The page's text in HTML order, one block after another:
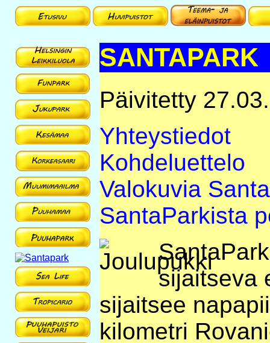
SANTAPARK
Päivitetty
Yhteystiedot
Kohdeluettelo
Valokuvia
SantaParkista
sijaitseva
sijaitsee
kilometri